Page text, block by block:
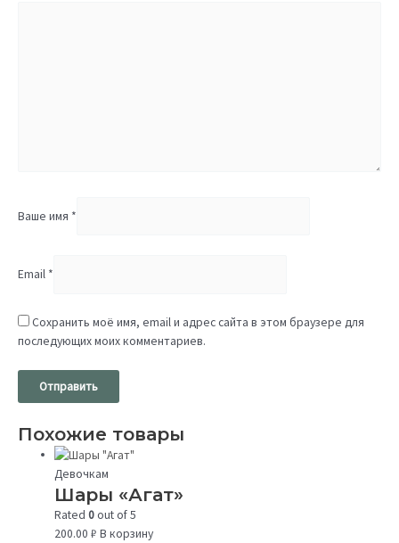
Ваше имя *
Email *
Сохранить моё имя, email и адрес сайта в этом браузере для
последующих моих комментариев.
Похожие товары
Девочкам
Шары «Агат»
Rated0out of 5
200.00₽ В корзину